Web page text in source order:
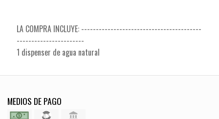
LA COMPRA INCLUYE: -----------------------------------------
-----------------------
1 dispenser de agua natural
MEDIOS DE PAGO